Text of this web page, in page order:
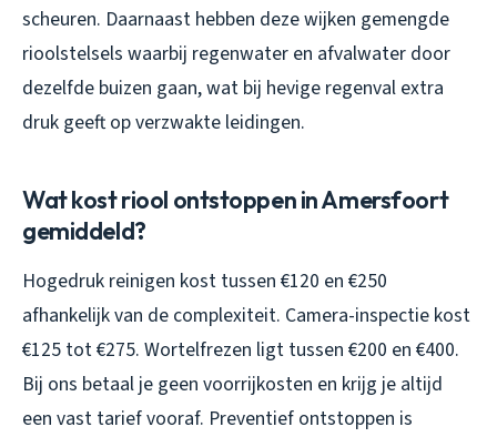
scheuren. Daarnaast hebben deze wijken gemengde
rioolstelsels waarbij regenwater en afvalwater door
dezelfde buizen gaan, wat bij hevige regenval extra
druk geeft op verzwakte leidingen.
Wat kost riool ontstoppen in Amersfoort
gemiddeld?
Hogedruk reinigen kost tussen €120 en €250
afhankelijk van de complexiteit. Camera-inspectie kost
€125 tot €275. Wortelfrezen ligt tussen €200 en €400.
Bij ons betaal je geen voorrijkosten en krijg je altijd
een vast tarief vooraf. Preventief ontstoppen is